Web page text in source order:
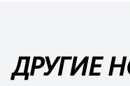
ДРУГИЕ